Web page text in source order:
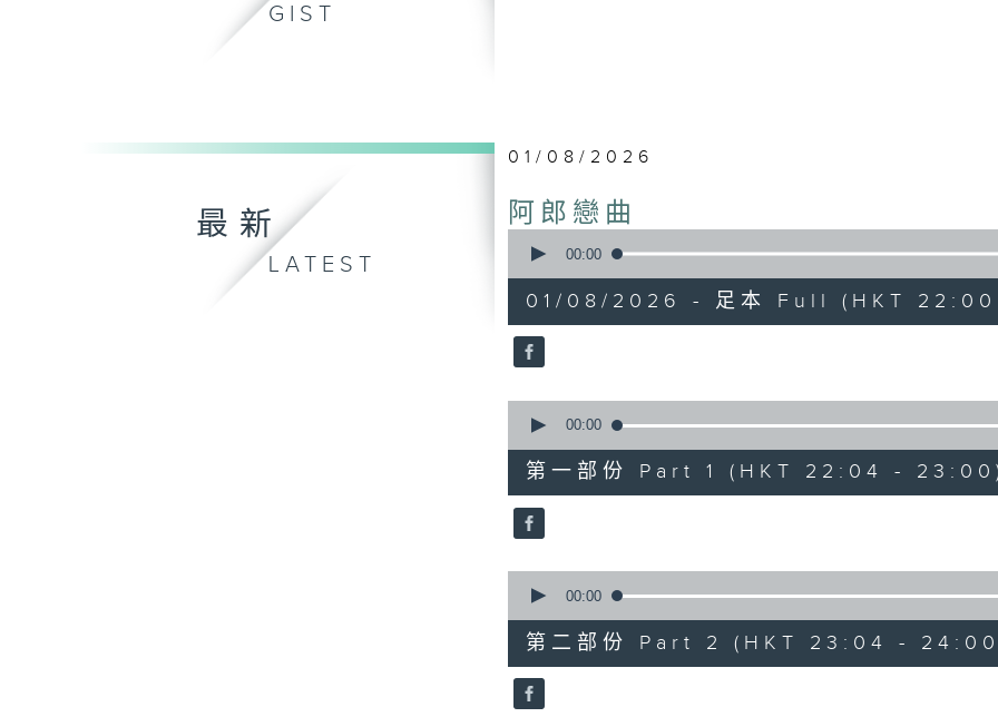
GIST
最新
LATEST
01/08/2026
阿郎戀曲
seconds
hour,
48
minutes,
12
90%
00:00
01/08/2026 - 足本 Full (HKT
seconds
54
minutes,
0
seconds
90%
00:00
第一部份 Part 1 (HKT 22:04 -
seconds
54
minutes,
32
seconds
90%
00:00
第二部份 Part 2 (HKT 23:04 -